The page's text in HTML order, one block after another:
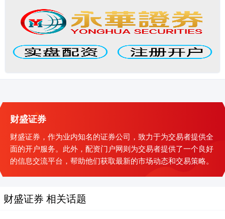
财盛证券
财盛证券，作为业内知名的证券公司，致力于为交易者提供全
面的开户服务。此外，配资门户网则为交易者提供了一个良好
的信息交流平台，帮助他们获取最新的市场动态和交易策略。
财盛证券 相关话题